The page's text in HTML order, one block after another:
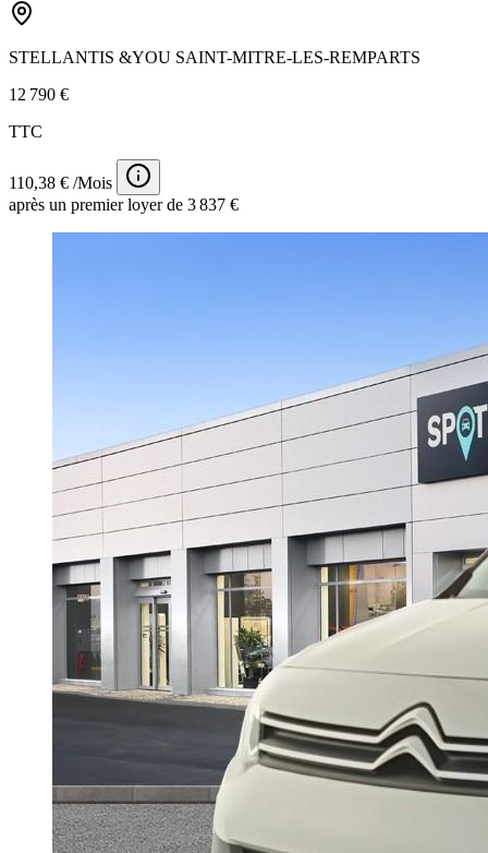
STELLANTIS &YOU SAINT-MITRE-LES-REMPARTS
12 790 €
TTC
110,38 € /Mois
après un premier loyer de 3 837 €